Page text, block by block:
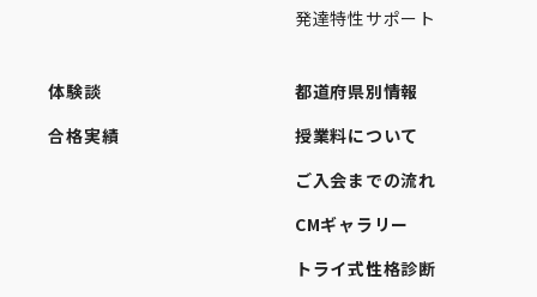
発達特性サポート
体験談
合格実績
都道府県別情報
授業料について
ご入会までの流れ
CMギャラリー
トライ式性格診断